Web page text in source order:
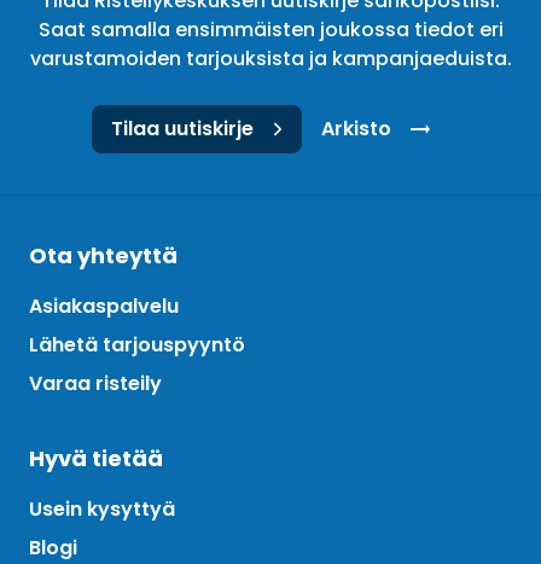
Saat samalla ensimmäisten joukossa tiedot eri
varustamoiden tarjouksista ja kampanjaeduista.
Tilaa uutiskirje Arkisto
Ota yhteyttä
Asiakaspalvelu
Lähetä tarjouspyyntö
Varaa risteily
Hyvä tietää
Usein kysyttyä
Blogi